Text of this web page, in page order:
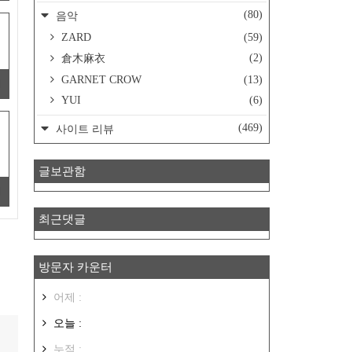
음악
(80)
ZARD
(59)
倉木麻衣
(2)
GARNET CROW
(13)
YUI
(6)
사이트 리뷰 (469)
글보관함
최근댓글
방문자 카운터
어제 :
오늘 :
누적 :